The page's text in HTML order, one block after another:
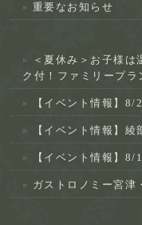
重要なお知らせ
＜夏休み＞お子様
ク付！ファミリープラ
【イベント情報】
【イベント情報】
【イベント情報】
ガストロノミー宮津